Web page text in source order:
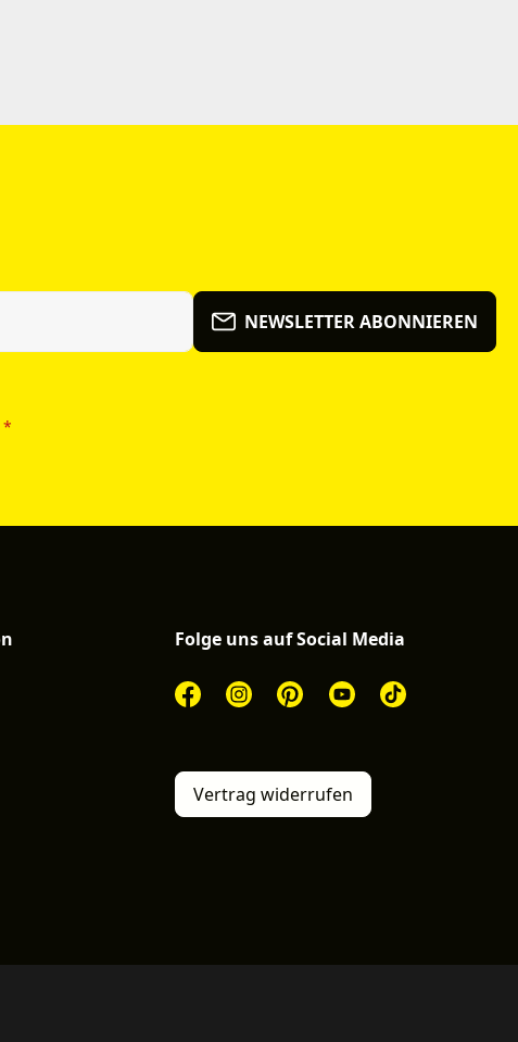
NEWSLETTER ABONNIEREN
*
Folge uns auf Social Media
Vertrag widerrufen